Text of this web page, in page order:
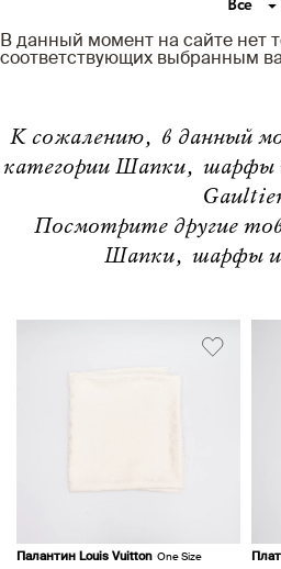
Все
В данный момент на сайте нет
соответствующих выбранным
К сожалению, в данный
категории Шапки, шарфы
Посмотрите другие
Шапки, шарфы и
Палантин Louis Vuitton One Size